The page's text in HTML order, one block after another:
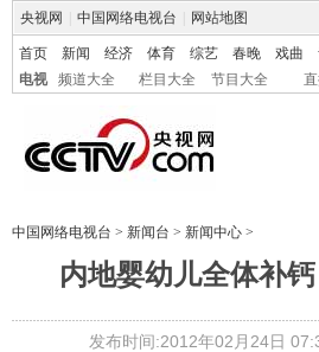
央视网 中国网络电视台 网站地图
首页 新闻 经济 体育 综艺 春晚 戏曲
电视
频道大全 栏目大全 节目大全
中国网络电视台 > 新闻台 > 新闻中心 >
内地婴幼儿全体补
发布时间:2012年02月24日